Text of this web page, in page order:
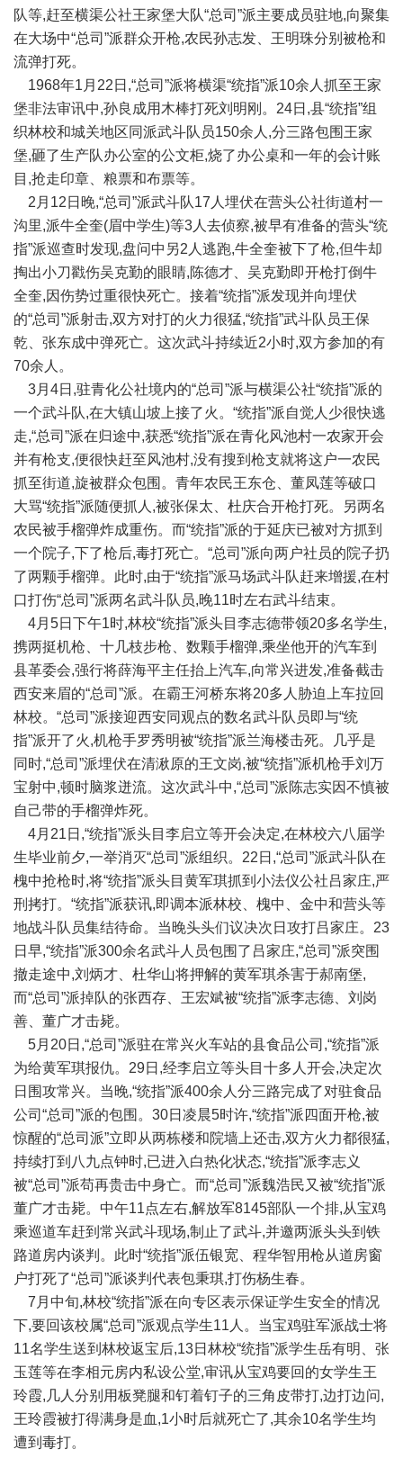
队等,赶至横渠公社王家堡大队“总司”派主要成员驻地,向聚集
在大场中“总司”派群众开枪,农民孙志发、王明珠分别被枪和
流弹打死。
1968年1月22日,“总司”派将横渠“统指”派10余人抓至王家
堡非法审讯中,孙良成用木棒打死刘明刚。24日,县“统指”组
织林校和城关地区同派武斗队员150余人,分三路包围王家
堡,砸了生产队办公室的公文柜,烧了办公桌和一年的会计账
目,抢走印章、粮票和布票等。
2月12日晚,“总司”派武斗队17人埋伏在营头公社街道村一
沟里,派牛全奎(眉中学生)等3人去侦察,被早有准备的营头“统
指”派巡查时发现,盘问中另2人逃跑,牛全奎被下了枪,但牛却
掏出小刀戳伤吴克勤的眼睛,陈德才、吴克勤即开枪打倒牛
全奎,因伤势过重很快死亡。接着“统指”派发现并向埋伏
的“总司”派射击,双方对打的火力很猛,“统指”武斗队员王保
乾、张东成中弹死亡。这次武斗持续近2小时,双方参加的有
70余人。
3月4日,驻青化公社境内的“总司”派与横渠公社“统指”派的
一个武斗队,在大镇山坡上接了火。“统指”派自觉人少很快逃
走,“总司”派在归途中,获悉“统指”派在青化风池村一农家开会
并有枪支,便很快赶至风池村,没有搜到枪支就将这户一农民
抓至街道,旋被群众包围。青年农民王东仓、董凤莲等破口
大骂“统指”派随便抓人,被张保太、杜庆合开枪打死。另两名
农民被手榴弹炸成重伤。而“统指”派的于延庆已被对方抓到
一个院子,下了枪后,毒打死亡。“总司”派向两户社员的院子扔
了两颗手榴弹。此时,由于“统指”派马场武斗队赶来增援,在村
口打伤“总司”派两名武斗队员,晚11时左右武斗结束。
4月5日下午1时,林校“统指”派头目李志德带领20多名学生,
携两挺机枪、十几枝步枪、数颗手榴弹,乘坐他开的汽车到
县革委会,强行将薛海平主任抬上汽车,向常兴进发,准备截击
西安来眉的“总司”派。在霸王河桥东将20多人胁迫上车拉回
林校。“总司”派接迎西安同观点的数名武斗队员即与“统
指”派开了火,机枪手罗秀明被“统指”派兰海楼击死。几乎是
同时,“总司”派埋伏在清湫原的王文岗,被“统指”派机枪手刘万
宝射中,顿时脑浆迸流。这次武斗中,“总司”派陈志实因不慎被
自己带的手榴弹炸死。
4月21日,“统指”派头目李启立等开会决定,在林校六八届学
生毕业前夕,一举消灭“总司”派组织。22日,“总司”派武斗队在
槐中抢枪时,将“统指”派头目黄军琪抓到小法仪公社吕家庄,严
刑拷打。“统指”派获讯,即调本派林校、槐中、金中和营头等
地战斗队员集结待命。当晚头头们议决次日攻打吕家庄。23
日早,“统指”派300余名武斗人员包围了吕家庄,“总司”派突围
撤走途中,刘炳才、杜华山将押解的黄军琪杀害于郝南堡,
而“总司”派掉队的张西存、王宏斌被“统指”派李志德、刘岗
善、董广才击毙。
5月20日,“总司”派驻在常兴火车站的县食品公司,“统指”派
为给黄军琪报仇。29日,经李启立等头目十多人开会,决定次
日围攻常兴。当晚,“统指”派400余人分三路完成了对驻食品
公司“总司”派的包围。30日凌晨5时许,“统指”派四面开枪,被
惊醒的“总司派”立即从两栋楼和院墙上还击,双方火力都很猛,
持续打到八九点钟时,已进入白热化状态,“统指”派李志义
被“总司”派苟再贵击中身亡。而“总司”派魏浩民又被“统指”派
董广才击毙。中午11点左右,解放军8145部队一个排,从宝鸡
乘巡道车赶到常兴武斗现场,制止了武斗,并邀两派头头到铁
路道房内谈判。此时“统指”派伍银宽、程华智用枪从道房窗
户打死了“总司”派谈判代表包秉琪,打伤杨生春。
7月中旬,林校“统指”派在向专区表示保证学生安全的情况
下,要回该校属“总司”派观点学生11人。当宝鸡驻军派战士将
11名学生送到林校返宝后,13日林校“统指”派学生岳有明、张
玉莲等在李相元房内私设公堂,审讯从宝鸡要回的女学生王
玲霞,几人分别用板凳腿和钉着钉子的三角皮带打,边打边问,
王玲霞被打得满身是血,1小时后就死亡了,其余10名学生均
遭到毒打。